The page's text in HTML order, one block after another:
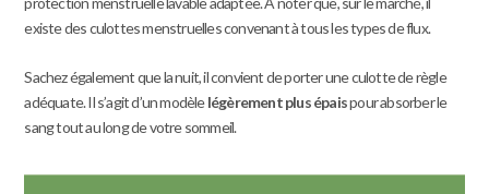
existe des culottes menstruelles convenant à tous les types de flux.
Sachez également que la nuit, il convient de porter une culotte de règle
adéquate. Il s’agit d’un modèlelégèrement plus épaispour absorber le
sang tout au long de votre sommeil.